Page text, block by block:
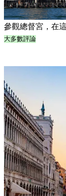
參觀總督宮，在
大多數評論